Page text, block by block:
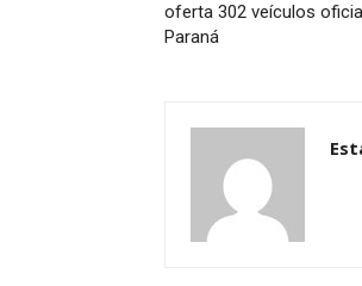
oferta 302 veículos
Paraná